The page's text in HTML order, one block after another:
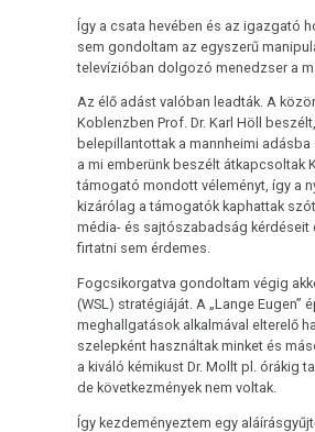
Így a csata hevében és az igazgató
sem gondoltam az egyszerű
televízióban dolgozó menedzser a
Az élő adást valóban leadták. A
Koblenzben Prof. Dr. Karl Höll
belepillantottak a mannheimi
a mi emberünk beszélt átkapcsoltak
támogató mondott véleményt, így a
kizárólag a támogatók kaphattak
média- és sajtószabadság kérdéseit
firtatni sem érdemes.
Fogcsikorgatva gondoltam végig
(WSL) stratégiáját. A „Lange Eugen”
meghallgatások alkalmával elterelő
szelepként használtak minket és
a kiváló kémikust Dr. Mollt pl. órákig
de következmények nem voltak.
Így kezdeményeztem egy